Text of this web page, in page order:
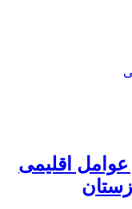
عوامل اقلیمی